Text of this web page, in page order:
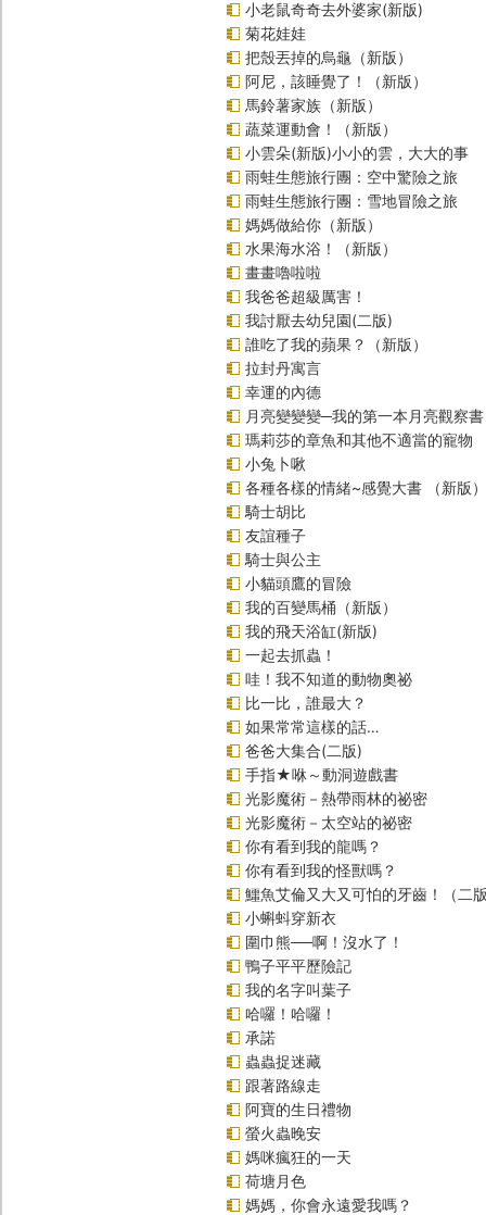
小老鼠奇奇去外婆家(新版)
菊花娃娃
把殼丟掉的烏龜（新版）
阿尼，該睡覺了！（新版）
馬鈴薯家族（新版）
蔬菜運動會！（新版）
小雲朵(新版)小小的雲，大大的事
雨蛙生態旅行團：空中驚險之旅
雨蛙生態旅行團：雪地冒險之旅
媽媽做給你（新版）
水果海水浴！（新版）
畫畫嚕啦啦
我爸爸超級厲害！
我討厭去幼兒園(二版)
誰吃了我的蘋果？（新版）
拉封丹寓言
幸運的內德
月亮變變變─我的第一本月亮觀察書
瑪莉莎的章魚和其他不適當的寵物
小兔卜啾
各種各樣的情緒~感覺大書 （新版）
騎士胡比
友誼種子
騎士與公主
小貓頭鷹的冒險
我的百變馬桶（新版）
我的飛天浴缸(新版)
一起去抓蟲！
哇！我不知道的動物奧祕
比一比，誰最大？
如果常常這樣的話…
爸爸大集合(二版)
手指★咻～動洞遊戲書
光影魔術－熱帶雨林的祕密
光影魔術－太空站的祕密
你有看到我的龍嗎？
你有看到我的怪獸嗎？
鱷魚艾倫又大又可怕的牙齒！（二
小蝌蚪穿新衣
圍巾熊──啊！沒水了！
鴨子平平歷險記
我的名字叫葉子
哈囉！哈囉！
承諾
蟲蟲捉迷藏
跟著路線走
阿寶的生日禮物
螢火蟲晚安
媽咪瘋狂的一天
荷塘月色
媽媽，你會永遠愛我嗎？